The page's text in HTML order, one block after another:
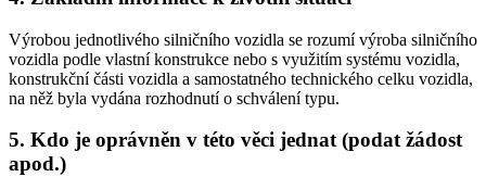
Výrobou jednotlivého silničního vozidla se rozumí výroba silničního
vozidla podle vlastní konstrukce nebo s využitím systému vozidla,
konstrukční části vozidla a samostatného technického celku vozidla,
na něž byla vydána rozhodnutí o schválení typu.
5. Kdo je oprávněn v této věci jednat (podat žádost
apod.)